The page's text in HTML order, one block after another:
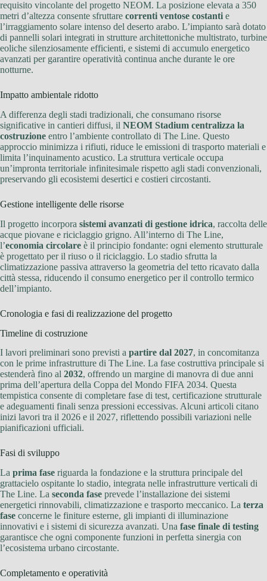
requisito vincolante del progetto NEOM. La posizione elevata a 350
metri d’altezza consente sfruttare correnti ventose costanti e
l’irraggiamento solare intenso del deserto arabo. L’impianto sarà dotato
di pannelli solari integrati in strutture architettoniche multistrato, turbine
eoliche silenziosamente efficienti, e sistemi di accumulo energetico
avanzati per garantire operatività continua anche durante le ore
notturne.
Impatto ambientale ridotto
A differenza degli stadi tradizionali, che consumano risorse
significative in cantieri diffusi, il NEOM Stadium centralizza la
costruzione entro l’ambiente controllato di The Line. Questo
approccio minimizza i rifiuti, riduce le emissioni di trasporto materiali e
limita l’inquinamento acustico. La struttura verticale occupa
un’impronta territoriale infinitesimale rispetto agli stadi convenzionali,
preservando gli ecosistemi desertici e costieri circostanti.
Gestione intelligente delle risorse
Il progetto incorpora sistemi avanzati di gestione idrica, raccolta delle
acque piovane e riciclaggio grigno. All’interno di The Line,
l’economia circolare è il principio fondante: ogni elemento strutturale
è progettato per il riuso o il riciclaggio. Lo stadio sfrutta la
climatizzazione passiva attraverso la geometria del tetto ricavato dalla
città stessa, riducendo il consumo energetico per il controllo termico
dell’impianto.
Cronologia e fasi di realizzazione del progetto
Timeline di costruzione
I lavori preliminari sono previsti a partire dal 2027, in concomitanza
con le prime infrastrutture di The Line. La fase costruttiva principale si
estenderà fino al 2032, offrendo un margine di manovra di due anni
prima dell’apertura della Coppa del Mondo FIFA 2034. Questa
tempistica consente di completare fase di test, certificazione strutturale
e adeguamenti finali senza pressioni eccessivas. Alcuni articoli citano
inizi lavori tra il 2026 e il 2027, riflettendo possibili variazioni nelle
pianificazioni ufficiali.
Fasi di sviluppo
La prima fase riguarda la fondazione e la struttura principale del
grattacielo ospitante lo stadio, integrata nelle infrastrutture verticali di
The Line. La seconda fase prevede l’installazione dei sistemi
energetici rinnovabili, climatizzazione e trasporto meccanico. La terza
fase concerne le finiture esterne, gli impianti di illuminazione
innovativi e i sistemi di sicurezza avanzati. Una fase finale di testing
garantisce che ogni componente funzioni in perfetta sinergia con
l’ecosistema urbano circostante.
Completamento e operatività